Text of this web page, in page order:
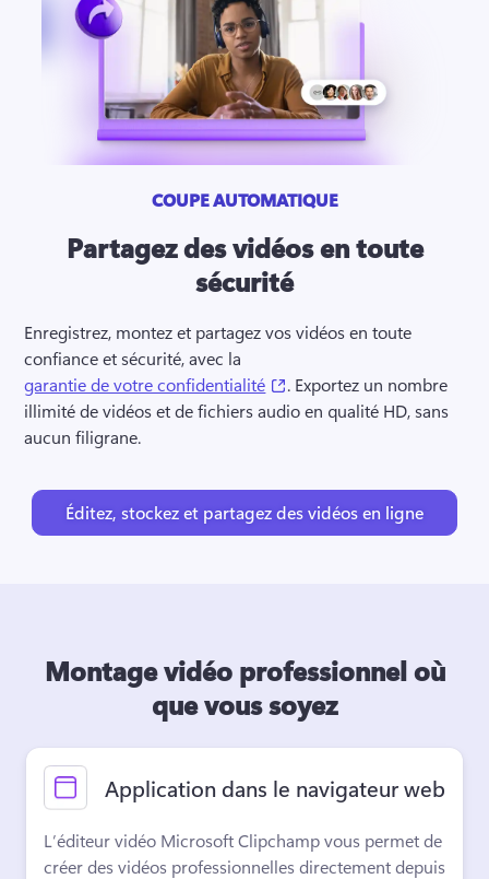
COUPE AUTOMATIQUE
Partagez des vidéos en toute
sécurité
Enregistrez, montez et partagez vos vidéos en toute
confiance et sécurité, avec la
garantie de votre confidentialité
(opens in a new tab)
. Exportez un nombre
illimité de vidéos et de fichiers audio en qualité HD, sans
aucun filigrane.
Éditez, stockez et partagez des vidéos en ligne
Montage vidéo professionnel où
que vous soyez
Application dans le navigateur web
L’éditeur vidéo Microsoft Clipchamp vous permet de
créer des vidéos professionnelles directement depuis